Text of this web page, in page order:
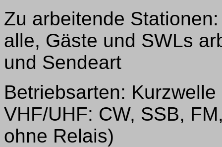
Zu arbeitende
alle, Gäste und SWLs
und Sendeart
Betriebsarten:
VHF/UHF: CW, SSB,
ohne Relais)